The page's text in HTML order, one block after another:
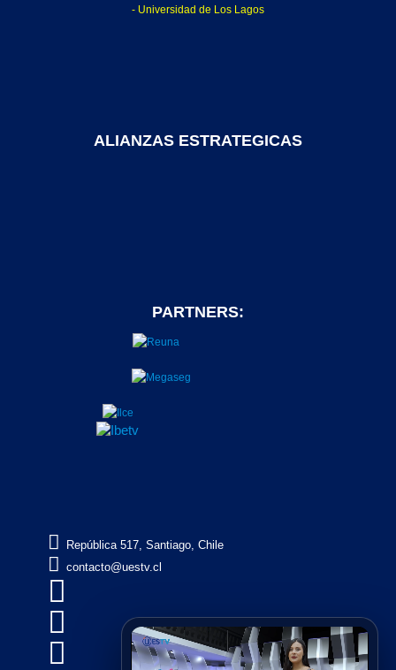
- Universidad de Los Lagos
ALIANZAS ESTRATEGICAS
PARTNERS:
 República 517, Santiago, Chile
 contacto@uestv.cl


